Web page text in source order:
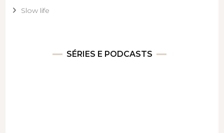
Slow life
SÉRIES E PODCASTS